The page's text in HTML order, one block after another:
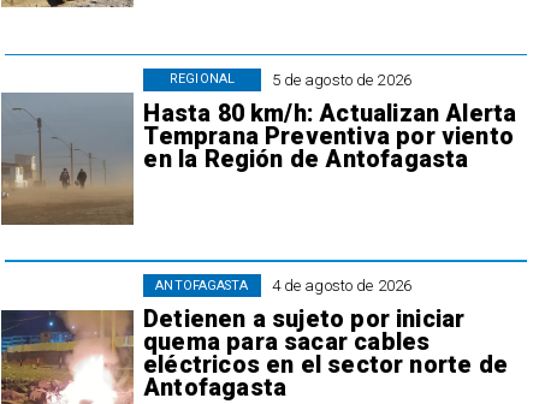
5 de agosto de 2026
Hasta 80 km/h: Actualizan Alerta
Temprana Preventiva por viento
en la Región de Antofagasta
REGIONAL
4 de agosto de 2026
Detienen a sujeto por iniciar
quema para sacar cables
eléctricos en el sector norte de
Antofagasta
ANTOFAGASTA